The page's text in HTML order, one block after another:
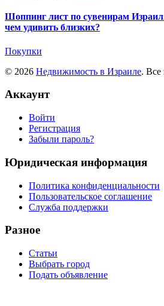
Шоппинг лист по сувенирам
чем удивить близких?
Покупки
© 2026 Недвижимость в Израиле. Все
Аккаунт
Войти
Регистрация
Забыли пароль?
Юридическая информация
Политика конфиденциальности
Пользовательское соглашение
Служба поддержки
Разное
Статьи
Выбрать город
Подать объявление